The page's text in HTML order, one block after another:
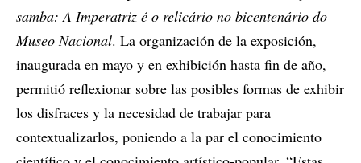
samba: A Imperatriz é o relicário no bicentenário do
Museo Nacional. La organización de la exposición,
inaugurada en mayo y en exhibición hasta fin de año,
permitió reflexionar sobre las posibles formas de exhibir
los disfraces y la necesidad de trabajar para
contextualizarlos, poniendo a la par el conocimiento